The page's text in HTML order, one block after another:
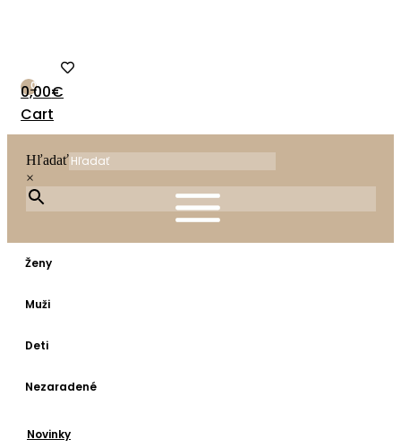
0
0,00€
Cart
Hľadať
×
Ženy
Muži
Deti
Nezaradené
Novinky